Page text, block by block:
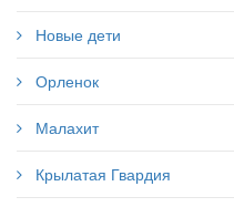
Новые дети
Орленок
Малахит
Крылатая Гвардия